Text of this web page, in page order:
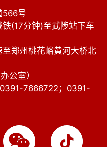
566号
(17分钟)至武陟站下车
郑州桃花峪黄河大桥北
公室）
7666722；0391-